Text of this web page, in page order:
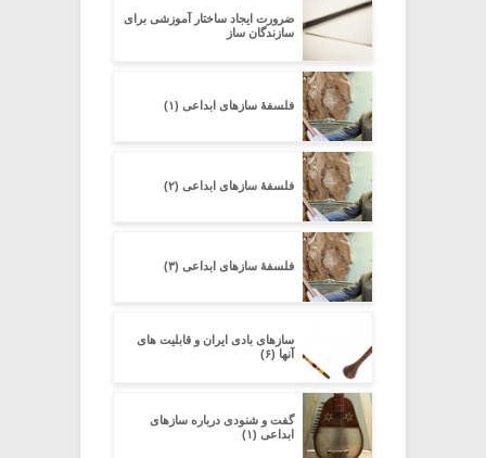
ضرورت ایجاد ساختار آموزشی برای
سازندگان ساز
فلسفۀ سازهای ابداعی (۱)
فلسفۀ سازهای ابداعی (۲)
فلسفۀ سازهای ابداعی (۳)
سازهای بادی ایران و قابلیت های
آنها (۶)
گفت و شنودی درباره سازهای
ابداعی (۱)